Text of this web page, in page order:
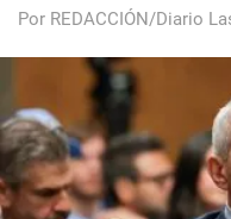
Por REDACCIÓN/Diario